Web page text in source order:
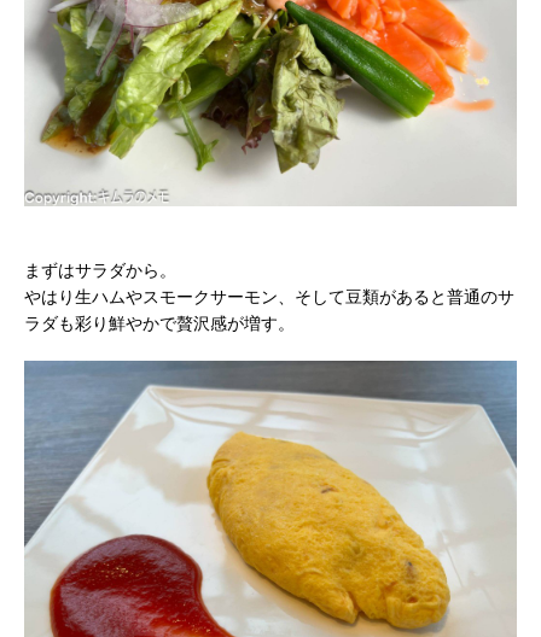
まずはサラダから。
やはり生ハムやスモークサーモン、そして豆類があると普通のサ
ラダも彩り鮮やかで贅沢感が増す。